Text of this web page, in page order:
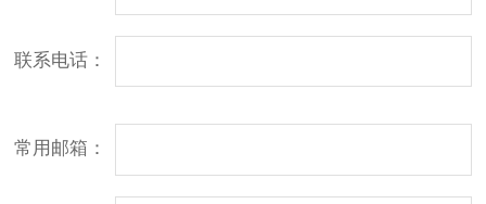
联系电话：
常用邮箱：